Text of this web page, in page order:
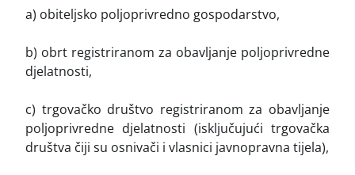
a) obiteljsko poljoprivredno gospodarstvo,
b) obrt registriranom za obavljanje poljoprivredne
djelatnosti,
c) trgovačko društvo registriranom za obavljanje
poljoprivredne djelatnosti (isključujući trgovačka
društva čiji su osnivači i vlasnici javnopravna tijela),